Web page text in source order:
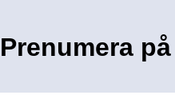
Prenumera